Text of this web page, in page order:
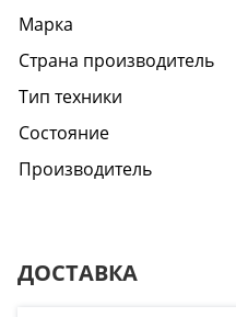
Марка
Страна производитель
Тип техники
Состояние
Производитель
ДОСТАВКА